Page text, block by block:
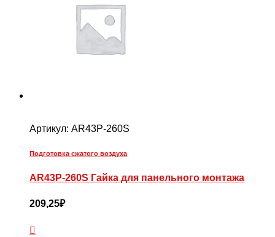
Артикул: AR43P-260S
Подготовка сжатого воздуха
AR43P-260S Гайка для панельного монтажа
209,25₽